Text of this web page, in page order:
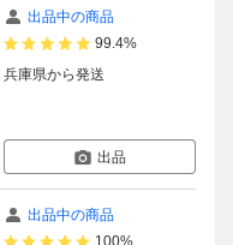
出品中の商品
99.4%
兵庫県から発送
出品
出品中の商品
100%